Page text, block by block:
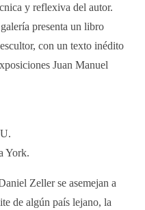
y reflexiva del autor.
presenta un libro
con un texto inédito
Juan Manuel
York.
Zeller se asemejan a
de algún país lejano, la